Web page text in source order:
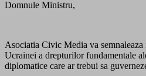
Domnule Ministru,
Asociatia Civic Media va semnaleaza
Ucrainei a drepturilor fundamentale
diplomatice care ar trebui sa